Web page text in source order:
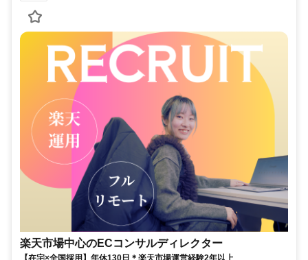
楽天市場中心のECコンサルディレクター